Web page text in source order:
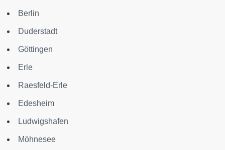
Berlin
Duderstadt
Göttingen
Erle
Raesfeld-Erle
Edesheim
Ludwigshafen
Möhnesee